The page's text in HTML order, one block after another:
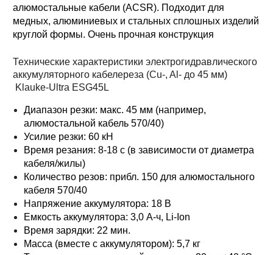
алюмостальные кабели (ACSR). Подходит для
медных, алюминиевых и стальных сплошных изделий
круглой формы. Очень прочная конструкция
Технические характеристики электрогидравлического
аккумуляторного кабелереза (Cu-, Al- до 45 мм)
Klauke-Ultra ESG45L
Диапазон резки: макс. 45 мм (например,
алюмостальной кабель 570/40)
Усилие резки: 60 кН
Время резания: 8-18 с (в зависимости от диаметра
кабеля/жилы)
Количество резов: прибл. 150 для алюмостального
кабеля 570/40
Напряжение аккумулятора: 18 В
Емкость аккумулятора: 3,0 А-ч, Li-Ion
Время зарядки: 22 мин.
Масса (вместе с аккумулятором): 5,7 кг